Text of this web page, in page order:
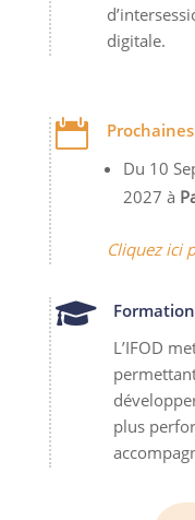
digitale.

Du 10
2027 à
Cliquez ici

L’IFOD
plus